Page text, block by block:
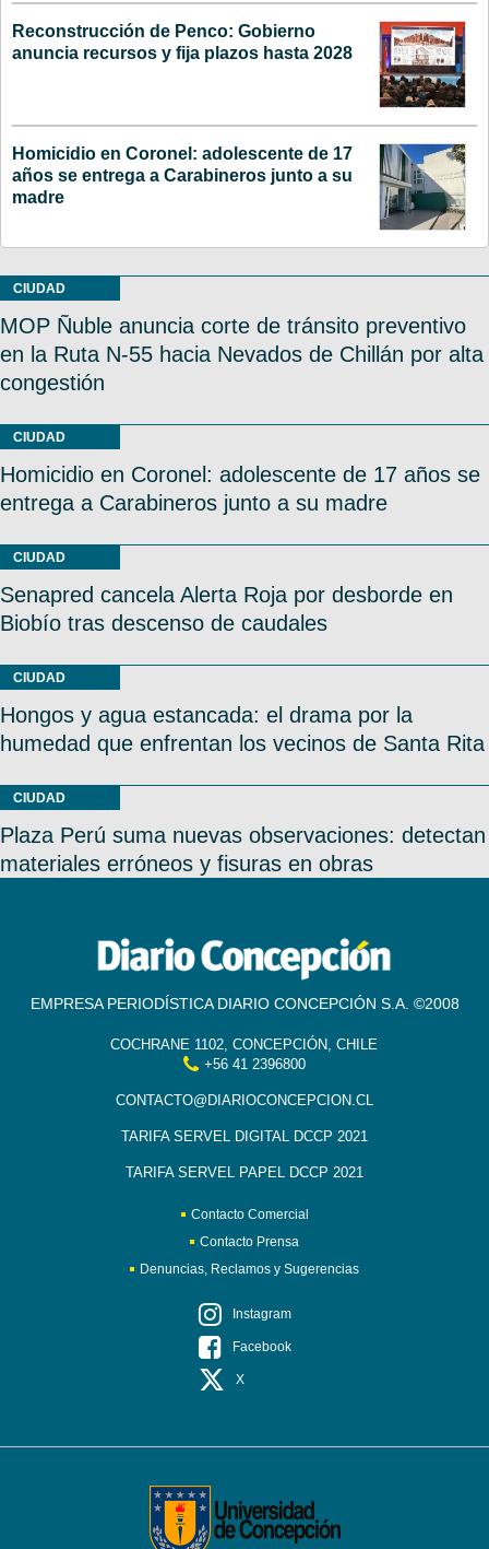
Reconstrucción de Penco: Gobierno
anuncia recursos y fija plazos hasta 2028
Homicidio en Coronel: adolescente de 17
años se entrega a Carabineros junto a su
madre
CIUDAD
MOP Ñuble anuncia corte de tránsito preventivo
en la Ruta N-55 hacia Nevados de Chillán por alta
congestión
CIUDAD
Homicidio en Coronel: adolescente de 17 años se
entrega a Carabineros junto a su madre
CIUDAD
Senapred cancela Alerta Roja por desborde en
Biobío tras descenso de caudales
CIUDAD
Hongos y agua estancada: el drama por la
humedad que enfrentan los vecinos de Santa Rita
CIUDAD
Plaza Perú suma nuevas observaciones: detectan
materiales erróneos y fisuras en obras
EMPRESA PERIODÍSTICA DIARIO CONCEPCIÓN S.A. ©2008
COCHRANE 1102, CONCEPCIÓN, CHILE
+56 41 2396800
CONTACTO@DIARIOCONCEPCION.CL
TARIFA SERVEL DIGITAL DCCP 2021
TARIFA SERVEL PAPEL DCCP 2021
Contacto Comercial
Contacto Prensa
Denuncias, Reclamos y Sugerencias
Instagram
Facebook
X